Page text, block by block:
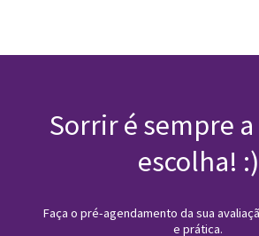
Sorrir é sempre
escolha! :)
Faça o pré-agendamento da sua
e prática.